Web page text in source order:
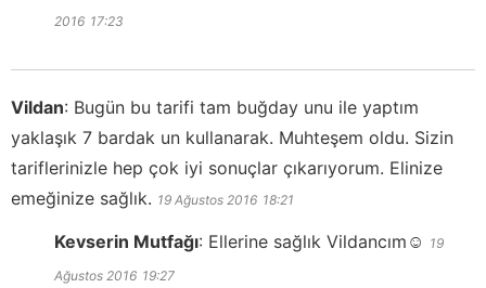
2016 17:23
Vildan: Bugün bu tarifi tam buğday unu ile yaptım
yaklaşık 7 bardak un kullanarak. Muhteşem oldu. Sizin
tariflerinizle hep çok iyi sonuçlar çıkarıyorum. Elinize
emeğinize sağlık. 19 Ağustos 2016 18:21
Kevserin Mutfağı: Ellerine sağlık Vildancım☺️ 19
Ağustos 2016 19:27